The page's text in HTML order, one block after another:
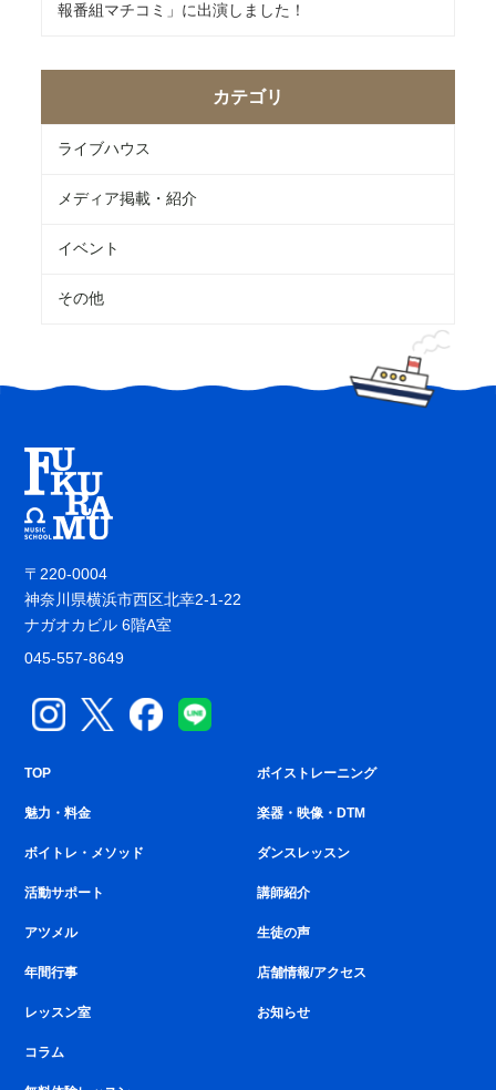
報番組マチコミ」に出演しました！
カテゴリ
ライブハウス
メディア掲載・紹介
イベント
その他
〒220-0004
神奈川県横浜市西区北幸2-1-22
ナガオカビル 6階A室
045-557-8649
TOP
魅力・料金
ボイトレ・メソッド
活動サポート
アツメル
年間行事
レッスン室
ボイストレーニング
楽器・映像・DTM
ダンスレッスン
講師紹介
生徒の声
店舗情報/アクセス
お知らせ
コラム